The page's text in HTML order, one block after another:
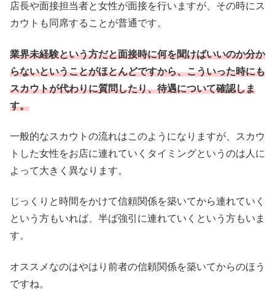
店長や面接担当者と女性が面接を行いますが、その時にス
カウトも同席することが普通です。
業界未経験という方だと面接時に何を聞けばいいのか分か
らないということがほとんどですから、こういった時にも
スカウトが代わりに質問したり、待遇について確認しま
す。
一般的なスカウトの流れはこのようになりますが、スカウ
トした女性をお店に連れていくタイミングというのは人に
よって大きく異なります。
じっくりと時間をかけて信頼関係を築いてから連れていく
という方もいれば、半ば強引に連れていくという方もいま
す。
オススメなのはやはり前者の信頼関係を築いてからのほう
ですね。